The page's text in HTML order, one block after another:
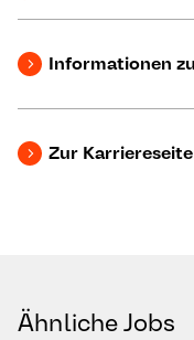
Informationen
Zur Karriereseite
Ähnliche Jobs